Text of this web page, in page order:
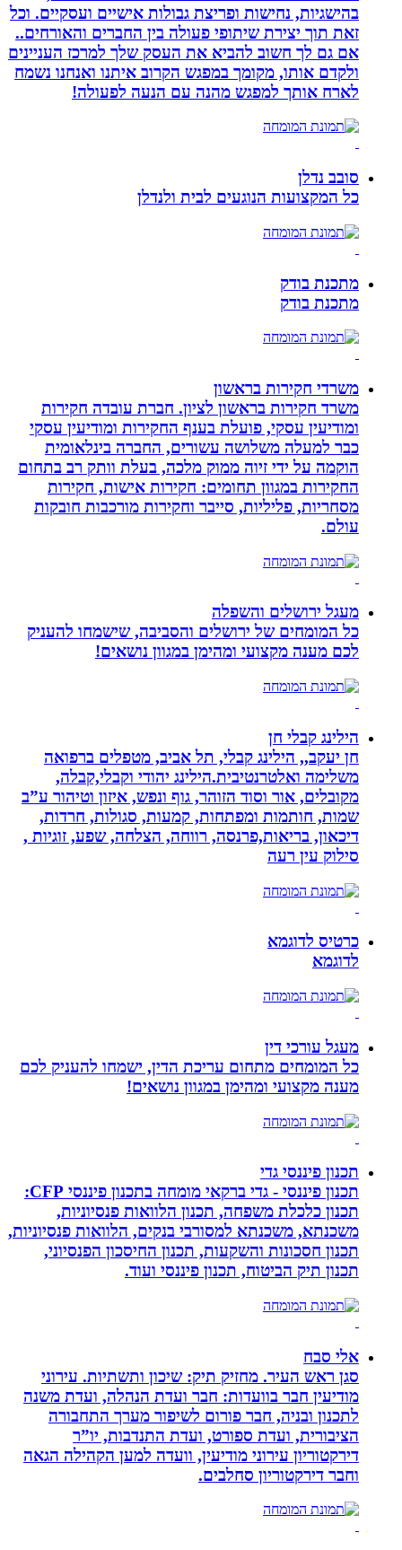
בהישגיות, נחישות ופריצת גבולות אישיים ועסקיים. וכל
זאת תוך יצירת שיתופי פעולה בין החברים והאורחים..
אם גם לך חשוב להביא את העסק שלך למרכז העניינים
ולקדם אותו, מקומך במפגש הקרוב איתנו ואנחנו נשמח
לארח אותך למפגש מהנה עם הנעה לפעולה!
סובב נדלן
כל המקצועות הנוגעים לבית ולנדלן
מתכנת בודק
מתכנת בודק
משרדי חקירות בראשון
משרד חקירות בראשון לציון. חברת עובדה חקירות
ומודיעין עסקי, פועלת בענף החקירות ומודיעין עסקי
כבר למעלה משלושה עשורים, החברה בינלאומית
הוקמה על ידי זיוה ממוק מלכה, בעלת וותק רב בתחום
החקירות במגוון תחומים: חקירות אישות, חקירות
מסחריות, פליליות, סייבר וחקירות מורכבות חובקות
עולם.
מעגל ירושלים והשפלה
כל המומחים של ירושלים והסביבה, שישמחו להעניק
לכם מענה מקצועי ומהימן במגוון נושאים!
הילינג קבלי חן
חן יעקב,, הילינג קבלי, תל אביב, מטפלים ברפואה
משלימה ואלטרנטיבית.הילינג יהודי וקבלי,קבלה,
מקובלים, אור וסוד הזוהר, גוף ונפש, איזון וטיהור ע”ב
שמות, חותמות ומפתחות, קמעות, סגולות, חרדות,
דיכאון, בריאות,פרנסה, רווחה, הצלחה, שפע, זוגיות ,
סילוק עין רעה
כרטיס לדוגמא
לדוגמא
מעגל עורכי דין
כל המומחים מתחום עריכת הדין, ישמחו להעניק לכם
מענה מקצועי ומהימן במגוון נושאים!
תכנון פיננסי גדי
תכנון פיננסי - גדי ברקאי מומחה בתכנון פיננסי CFP:
תכנון כלכלת משפחה, תכנון הלוואות פנסיוניות,
משכנתא, משכנתא למסורבי בנקים, הלוואות פנסיוניות,
תכנון חסכונות והשקעות, תכנון החיסכון הפנסיוני,
תכנון תיק הביטוח, תכנון פיננסי ועוד.
אלי סבח
סגן ראש העיר. מחזיק תיק: שיכון ותשתיות. עירוני
מודיעין חבר בוועדות: חבר ועדת הנהלה, ועדת משנה
לתכנון ובניה, חבר פורום לשיפור מערך התחבורה
הציבורית, ועדת ספורט, ועדת התנדבות, יו”ר
דירקטוריון עירוני מודיעין, וועדה למען הקהילה הגאה
וחבר דירקטוריון סחלבים.